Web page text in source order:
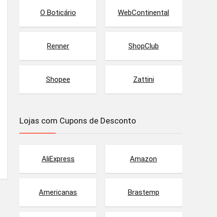
O Boticário WebContinental
Renner ShopClub
Shopee Zattini
Lojas com Cupons de Desconto
AliExpress Amazon
Americanas Brastemp